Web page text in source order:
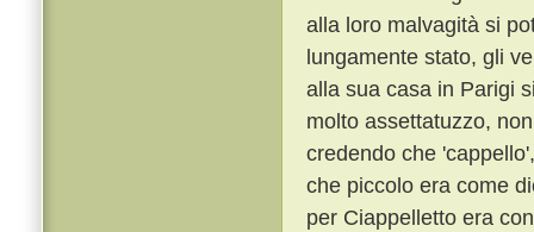
alla loro malvagità si
lungamente stato, gli
alla sua casa in Parigi
molto assettatuzzo,
credendo che
che piccolo era come
per Ciappelletto era